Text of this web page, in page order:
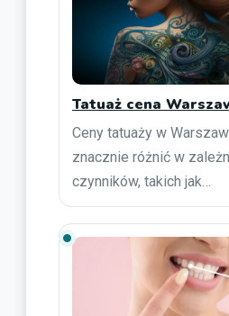
Tatuaż cena
Ceny tatuaży w
znacznie różnić w
czynników, takich jak…